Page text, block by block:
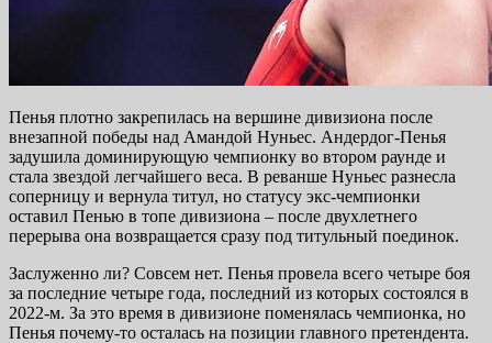
Пенья плотно закрепилась на вершине дивизиона после
внезапной победы над Амандой Нуньес. Андердог-Пенья
задушила доминирующую чемпионку во втором раунде и
стала звездой легчайшего веса. В реванше Нуньес разнесла
соперницу и вернула титул, но статусу экс-чемпионки
оставил Пенью в топе дивизиона – после двухлетнего
перерыва она возвращается сразу под титульный поединок.
Заслуженно ли? Совсем нет. Пенья провела всего четыре боя
за последние четыре года, последний из которых состоялся в
2022-м. За это время в дивизионе поменялась чемпионка, но
Пенья почему-то осталась на позиции главного претендента.